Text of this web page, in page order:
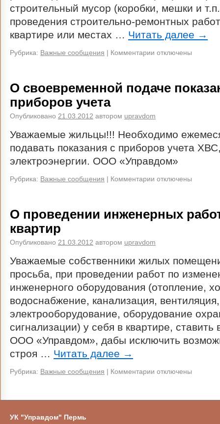
строительный мусор (коробки, мешки и
проведения строительно-ремонтных
квартире или местах … Читать далее →
Рубрика: Важные сообщения | Комментарии отключены
О своевременной подаче
приборов учета
Опубликовано 21.03.2012 автором upravdom
Уважаемые жильцы!!! Необходимо
подавать показания с приборов учета
электроэнергии. ООО «Управдом»
Рубрика: Важные сообщения | Комментарии отключены
О проведении инженерных
квартир
Опубликовано 21.03.2012 автором upravdom
Уважаемые собственники жилых
просьба, при проведении работ по
инженерного оборудования (отопление,
водоснабжение, канализация, вентиляция,
электрооборудование, оборудование
сигнализации) у себя в квартире, ставить
ООО «Управдом», дабы исключить
строя … Читать далее →
Рубрика: Важные сообщения | Комментарии отключены
УК "Управдом" Пермь